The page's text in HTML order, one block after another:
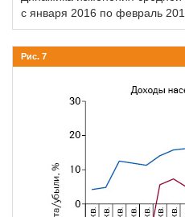
с января 2016 по февраль
Рис. 7